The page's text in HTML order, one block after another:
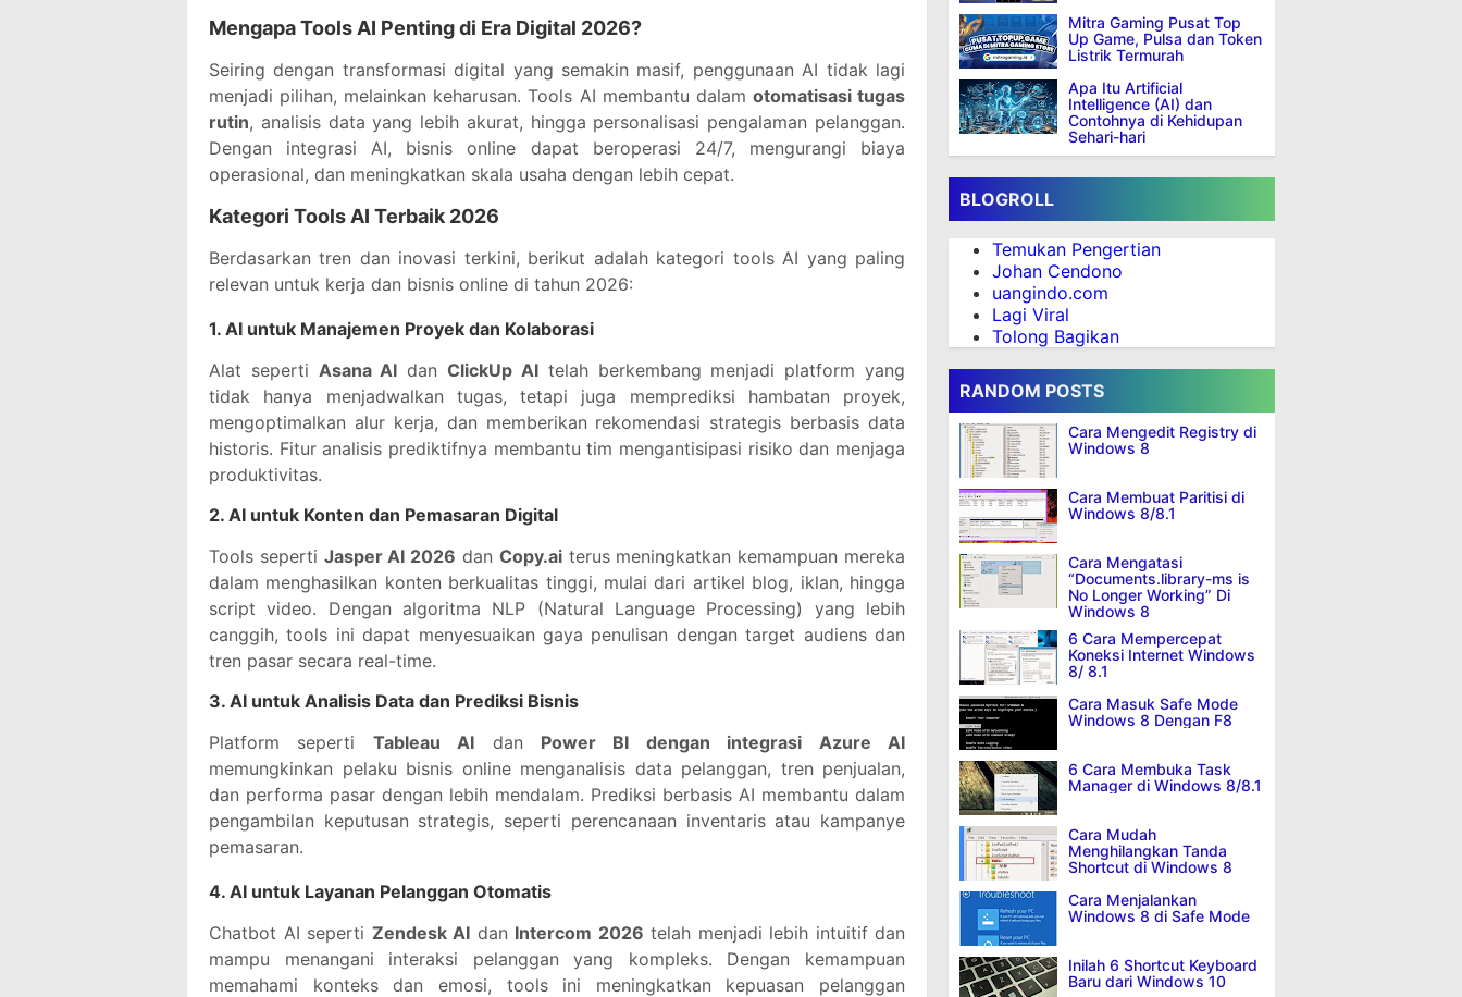
Mengapa Tools AI Penting di Era Digital 2026?
Seiring dengan transformasi digital yang semakin masif, penggunaan AI tidak lagi
menjadi pilihan, melainkan keharusan. Tools AI membantu dalam otomatisasi tugas
rutin, analisis data yang lebih akurat, hingga personalisasi pengalaman pelanggan.
Dengan integrasi AI, bisnis online dapat beroperasi 24/7, mengurangi biaya
operasional, dan meningkatkan skala usaha dengan lebih cepat.
Kategori Tools AI Terbaik 2026
Berdasarkan tren dan inovasi terkini, berikut adalah kategori tools AI yang paling
relevan untuk kerja dan bisnis online di tahun 2026:
1. AI untuk Manajemen Proyek dan Kolaborasi
Alat seperti Asana AI danClickUp AItelah berkembang menjadi platform yang
tidak hanya menjadwalkan tugas, tetapi juga memprediksi hambatan proyek,
mengoptimalkan alur kerja, dan memberikan rekomendasi strategis berbasis data
historis. Fitur analisis prediktifnya membantu tim mengantisipasi risiko dan menjaga
produktivitas.
2. AI untuk Konten dan Pemasaran Digital
Tools seperti Jasper AI 2026 dan Copy.aiterus meningkatkan kemampuan mereka
dalam menghasilkan konten berkualitas tinggi, mulai dari artikel blog, iklan, hingga
script video. Dengan algoritma NLP (Natural Language Processing) yang lebih
canggih, tools ini dapat menyesuaikan gaya penulisan dengan target audiens dan
tren pasar secara real-time.
3. AI untuk Analisis Data dan Prediksi Bisnis
Platform seperti Tableau AI dan Power BI dengan integrasi Azure AI
memungkinkan pelaku bisnis online menganalisis data pelanggan, tren penjualan,
dan performa pasar dengan lebih mendalam. Prediksi berbasis AI membantu dalam
pengambilan keputusan strategis, seperti perencanaan inventaris atau kampanye
pemasaran.
4. AI untuk Layanan Pelanggan Otomatis
Chatbot AI seperti Zendesk AI dan Intercom 2026 telah menjadi lebih intuitif dan
mampu menangani interaksi pelanggan yang kompleks. Dengan kemampuan
memahami konteks dan emosi, tools ini meningkatkan kepuasan pelanggan
Mitra Gaming Pusat Top
Up Game, Pulsa dan Token
Listrik Termurah
Apa Itu Artificial
Intelligence (AI) dan
Contohnya di Kehidupan
Sehari-hari
BLOGROLL
Temukan Pengertian
Johan Cendono
uangindo.com
Lagi Viral
Tolong Bagikan
RANDOM POSTS
Cara Mengedit Registry di
Windows 8
Cara Membuat Paritisi di
Windows 8/8.1
Cara Mengatasi
“Documents.library-ms is
No Longer Working” Di
Windows 8
6 Cara Mempercepat
Koneksi Internet Windows
8/ 8.1
Cara Masuk Safe Mode
Windows 8 Dengan F8
6 Cara Membuka Task
Manager di Windows 8/8.1
Cara Mudah
Menghilangkan Tanda
Shortcut di Windows 8
Cara Menjalankan
Windows 8 di Safe Mode
Inilah 6 Shortcut Keyboard
Baru dari Windows 10